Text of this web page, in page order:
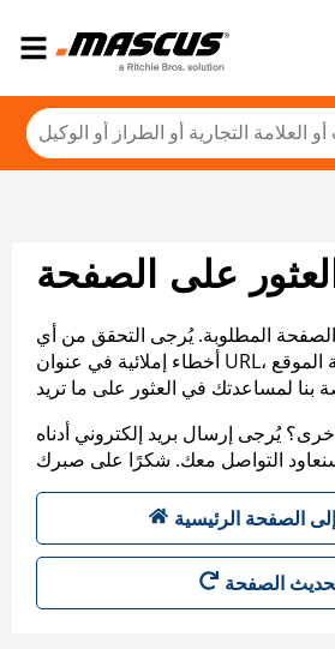
على الصفحة
المطلوبة. يُرجى التحقق من أي
أخطاء إملائية في عنوان URL، أو عرض خريطة الموقع
يُرجى إرسال بريد إلكتروني أدناه
الصفحة الرئيسية